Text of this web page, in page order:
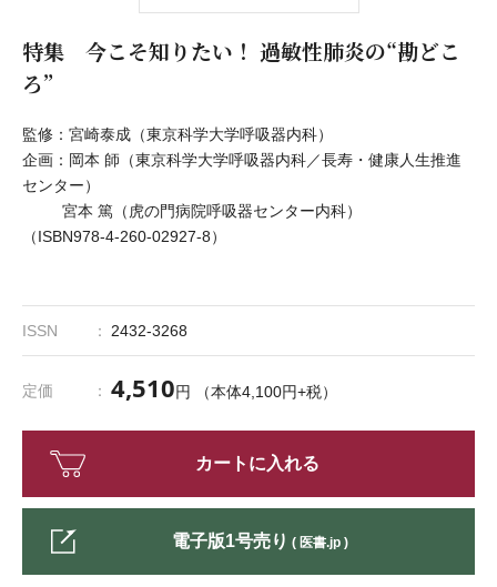
特集 今こそ知りたい！ 過敏性肺炎の“勘どこ
ろ”
監修：宮崎泰成（東京科学大学呼吸器内科）
企画：岡本 師（東京科学大学呼吸器内科／長寿・健康人生推進
センター）
宮本 篤（虎の門病院呼吸器センター内科）
（ISBN978-4-260-02927-8）
ISSN 2432-3268
定価 4,510円 （本体4,100円+税）
カートに入れる
電子版1号売り ( 医書.jp )